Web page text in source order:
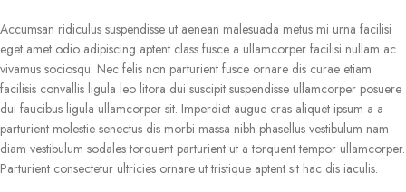
Accumsan ridiculus suspendisse ut aenean malesuada metus mi urna facilisi
eget amet odio adipiscing aptent class fusce a ullamcorper facilisi nullam ac
vivamus sociosqu. Nec felis non parturient fusce ornare dis curae etiam
facilisis convallis ligula leo litora dui suscipit suspendisse ullamcorper posuere
dui faucibus ligula ullamcorper sit. Imperdiet augue cras aliquet ipsum a a
parturient molestie senectus dis morbi massa nibh phasellus vestibulum nam
diam vestibulum sodales torquent parturient ut a torquent tempor ullamcorper.
Parturient consectetur ultricies ornare ut tristique aptent sit hac dis iaculis.